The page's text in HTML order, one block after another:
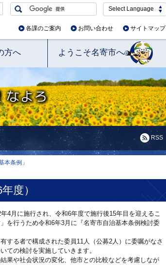
Select Language
各課のご案内 お問い合わせ サイトマップ
方へ ようこそ名寄市へ
RSS
本条例」
度）
4月に施行され、令和6年度で施行後15年目を迎えるこ
を行うため令和6年3月に『名寄市自治基本条例検討委
する者で構成された委員11人（公募2人）に委嘱がなさ
ての検討を実施していきます。
果や社会状況の変化、他市との比較などを考慮しなが